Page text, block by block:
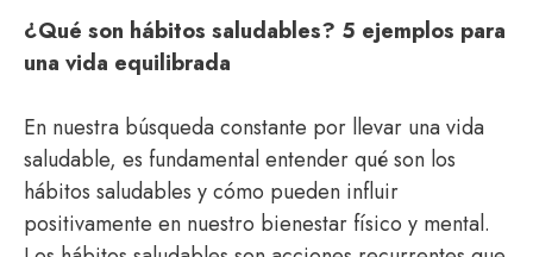
¿Qué son hábitos saludables? 5 ejemplos para
una vida equilibrada
En nuestra búsqueda constante por llevar una vida
saludable, es fundamental entender qué son los
hábitos saludables y cómo pueden influir
positivamente en nuestro bienestar físico y mental.